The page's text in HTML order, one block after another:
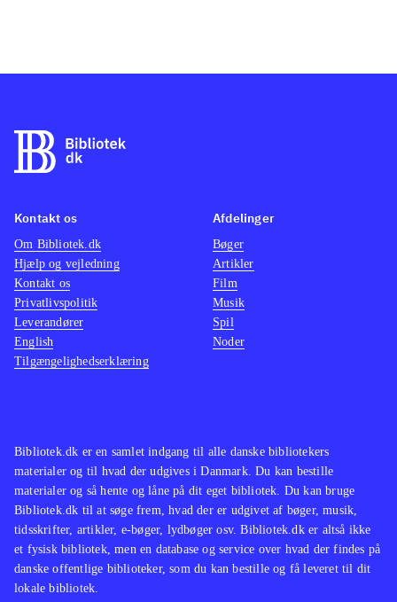
Bibliotek.dk er en samlet indgang til alle danske bibliotekers
materialer og til hvad der udgives i Danmark. Du kan bestille
materialer og så hente og låne på dit eget bibliotek. Du kan bruge
Bibliotek.dk til at søge frem, hvad der er udgivet af bøger, musik,
tidsskrifter, artikler, e-bøger, lydbøger osv. Bibliotek.dk er altså ikke
et fysisk bibliotek, men en database og service over hvad der findes på
danske offentlige biblioteker, som du kan bestille og få leveret til dit
lokale bibliotek.
Kontakt os
Om Bibliotek.dk
Hjælp og vejledning
Kontakt os
Privatlivspolitik
Leverandører
English
Tilgængelighedserklæring
Afdelinger
Bøger
Artikler
Film
Musik
Spil
Noder